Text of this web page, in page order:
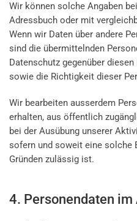
Wir können solche Angaben
Adressbuch oder mit
Wenn wir Daten über andere
sind die übermittelnden
Datenschutz gegenüber
sowie die Richtigkeit dieser
Wir bearbeiten ausserdem
erhalten, aus öffentlich
bei der Ausübung unserer
sofern und soweit eine solche
Gründen zulässig ist.
4. Personendaten im